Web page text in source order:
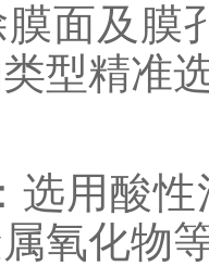
面及膜
型精准
酸性
氧化物